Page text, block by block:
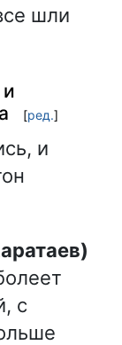
шли
[ред.]
и
с